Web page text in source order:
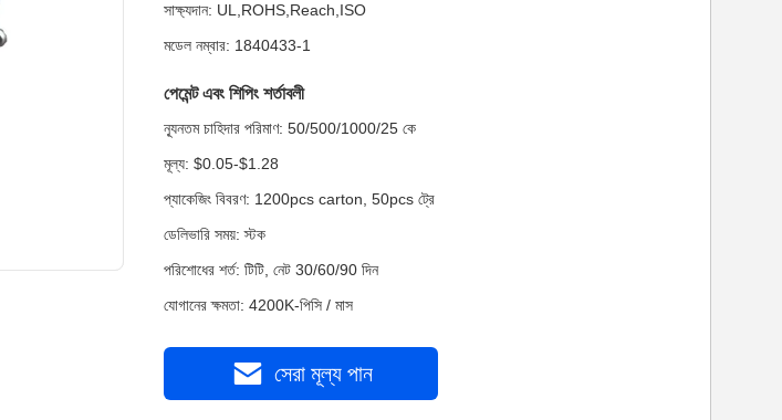
সাক্ষ্যদান: UL,ROHS,Reach,ISO
মডেল নম্বার: 1840433-1
পেমেন্ট এবং শিপিং শর্তাবলী
ন্যূনতম চাহিদার পরিমাণ: 50/500/1000/25 কে
মূল্য: $0.05-$1.28
প্যাকেজিং বিবরণ: 1200pcs carton, 50pcs ট্রে
ডেলিভারি সময়: স্টক
পরিশোধের শর্ত: টিটি, নেট 30/60/90 দিন
যোগানের ক্ষমতা: 4200K-পিসি / মাস
সেরা মূল্য পান